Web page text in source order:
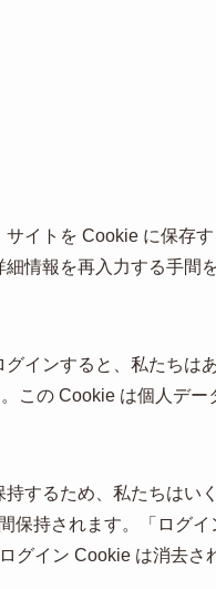
イトを Cookie に保存
情報を再入力する手間
インすると、私たちは
この Cookie は個人デ
するため、私たちはい
持されます。「ログイ
グイン Cookie は消去さ